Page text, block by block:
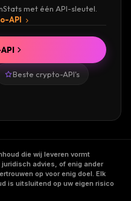
met één API-sleutel.
API
Beste crypto-API's
die wij leveren vormt
advies, of enig ander
op voor enig doel. Elk
is uitsluitend op uw eigen risico